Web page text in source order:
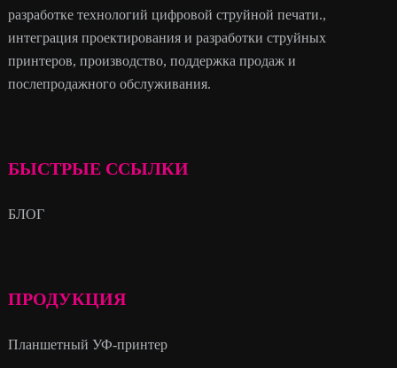
разработке технологий цифровой струйной печати.,
интеграция проектирования и разработки струйных
принтеров, производство, поддержка продаж и
послепродажного обслуживания.
БЫСТРЫЕ ССЫЛКИ
БЛОГ
ПРОДУКЦИЯ
Планшетный УФ-принтер